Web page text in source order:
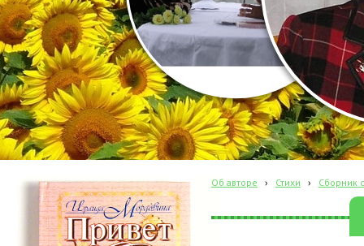
Об авторе › Стихи › Сборник